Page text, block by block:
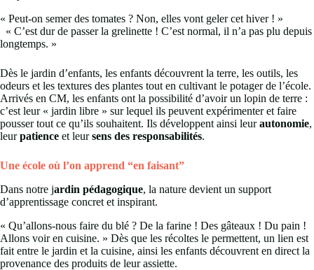
« Peut-on semer des tomates ? Non, elles vont geler cet hiver ! »
« C’est dur de passer la grelinette ! C’est normal, il n’a pas plu depuis
longtemps. »
Dès le jardin d’enfants, les enfants découvrent la terre, les outils, les
odeurs et les textures des plantes tout en cultivant le potager de l’école.
Arrivés en CM, les enfants ont la possibilité d’avoir un lopin de terre :
c’est leur « jardin libre » sur lequel ils peuvent expérimenter et faire
pousser tout ce qu’ils souhaitent. Ils développent ainsi leurautonomie,
leurpatience et leursens des responsabilités.
Une école où l’on apprend “en faisant”
Dans notre jardin pédagogique, la nature devient un support
d’apprentissage concret et inspirant.
« Qu’allons-nous faire du blé ? De la farine ! Des gâteaux ! Du pain !
Allons voir en cuisine. » Dès que les récoltes le permettent, un lien est
fait entre le jardin et la cuisine, ainsi les enfants découvrent en direct la
provenance des produits de leur assiette.